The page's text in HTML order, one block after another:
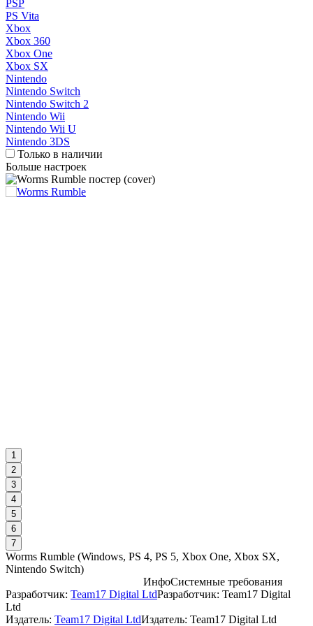
PSP
PS Vita
Xbox
Xbox 360
Xbox One
Xbox SX
Nintendo
Nintendo Switch
Nintendo Switch 2
Nintendo Wii
Nintendo Wii U
Nintendo 3DS
Только в наличии
Больше настроек
1
2
3
4
5
6
7
Worms Rumble (Windows, PS 4, PS 5, Xbox One, Xbox SX,
Nintendo Switch)
ИнфоСистемные требования
Разработчик: Team17 Digital LtdРазработчик: Team17 Digital
Ltd
Издатель: Team17 Digital LtdИздатель: Team17 Digital Ltd